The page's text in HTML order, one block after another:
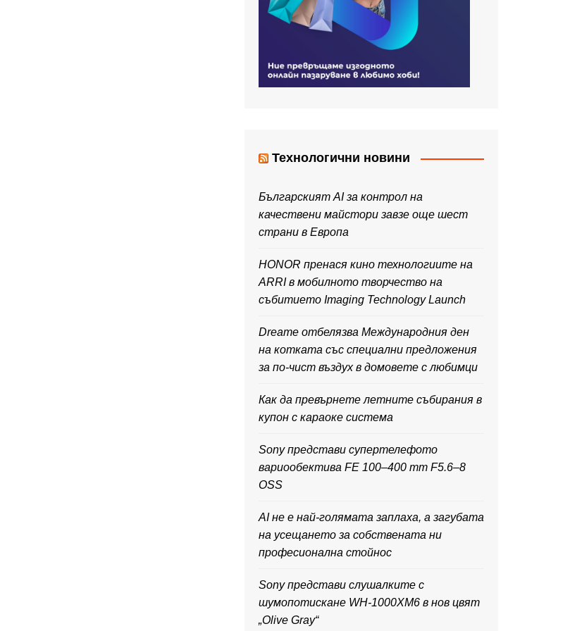
Технологични новини
Българският AI за контрол на
качествени майстори завзе още шест
страни в Европа
HONOR пренася кино технологиите на
ARRI в мобилното творчество на
събитието Imaging Technology Launch
Dreame отбелязва Международния ден
на котката със специални предложения
за по-чист въздух в домовете с любимци
Как да превърнете летните събирания в
купон с караоке система
Sony представи супертелефото
вариообектива FE 100–400 mm F5.6–8
OSS
AI не е най-голямата заплаха, а загубата
на усещането за собствената ни
професионална стойнос
Sony представи слушалките с
шумопотискане WH-1000XM6 в нов цвят
„Olive Gray“